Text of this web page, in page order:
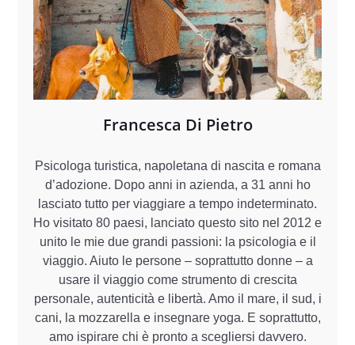
Francesca Di Pietro
Psicologa turistica, napoletana di nascita e romana
d’adozione. Dopo anni in azienda, a 31 anni ho
lasciato tutto per viaggiare a tempo indeterminato.
Ho visitato 80 paesi, lanciato questo sito nel 2012 e
unito le mie due grandi passioni: la psicologia e il
viaggio. Aiuto le persone – soprattutto donne – a
usare il viaggio come strumento di crescita
personale, autenticità e libertà. Amo il mare, il sud, i
cani, la mozzarella e insegnare yoga. E soprattutto,
amo ispirare chi è pronto a scegliersi davvero.